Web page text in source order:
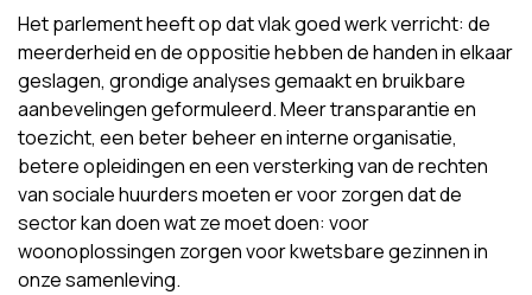
Het parlement heeft op dat vlak goed werk verricht: de
meerderheid en de oppositie hebben de handen in elkaar
geslagen, grondige analyses gemaakt en bruikbare
aanbevelingen geformuleerd. Meer transparantie en
toezicht, een beter beheer en interne organisatie,
betere opleidingen en een versterking van de rechten
van sociale huurders moeten er voor zorgen dat de
sector kan doen wat ze moet doen: voor
woonoplossingen zorgen voor kwetsbare gezinnen in
onze samenleving.